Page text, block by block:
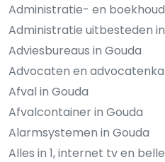
Administratie- en
Administratie uitbesteden
Adviesbureaus in Gouda
Advocaten en
Afval in Gouda
Afvalcontainer in Gouda
Alarmsystemen in Gouda
Alles in 1, internet tv en